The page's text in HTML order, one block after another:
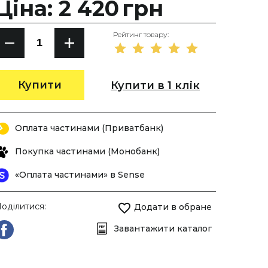
2 420 грн
Купити
Рейтинг товару:
Купити в 1 клік
Оплата частинами (Приватбанк)
Покупка частинами (Монобанк)
«Оплата частинами» в Sense
Додати в обране
Завантажити каталог